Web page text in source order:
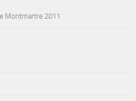
Montmartre 2011